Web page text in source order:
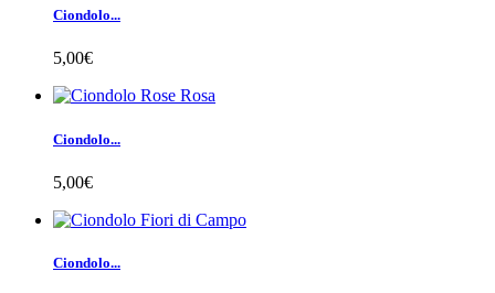
Ciondolo...
5,00€
Ciondolo...
5,00€
Ciondolo...